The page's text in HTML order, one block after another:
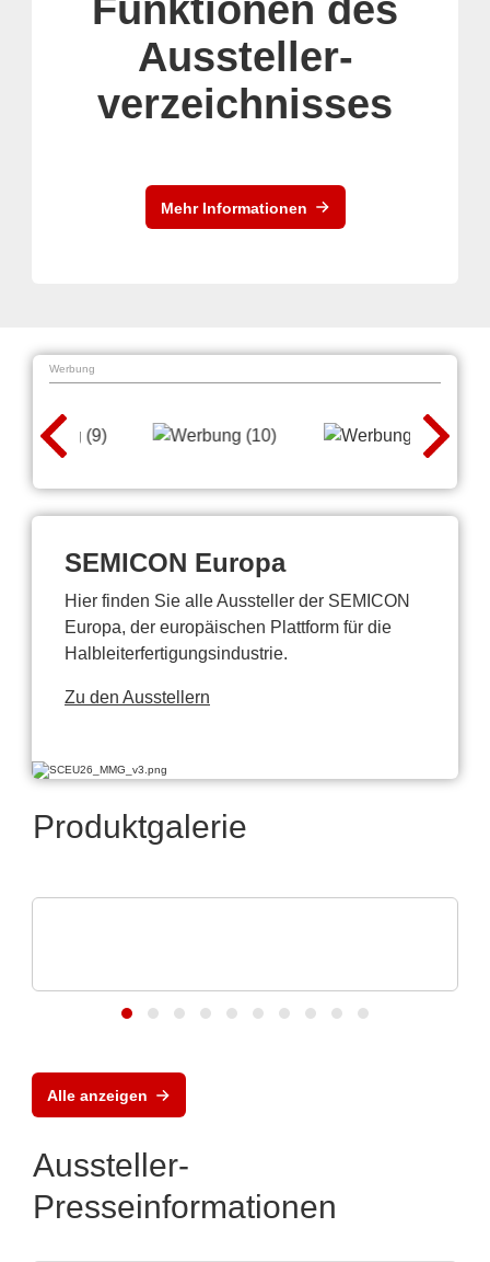
Funktionen des
Aussteller-
verzeichnisses
Mehr Informationen
Werbung
SEMICON Europa
Hier finden Sie alle Aussteller der SEMICON
Europa, der europäischen Plattform für die
Halbleiterfertigungsindustrie.
Zu den Ausstellern
Produktgalerie
Alle anzeigen
Aussteller-
Presseinformationen